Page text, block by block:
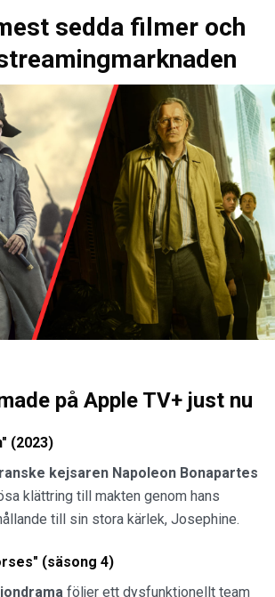
sedda filmer och
på Apple TV+ just nu
(2023)
kejsaren Napoleon Bonapartes
klättring till makten genom hans
till sin stora kärlek, Josephine.
(säsong 4)
följer ett dysfunktionellt team